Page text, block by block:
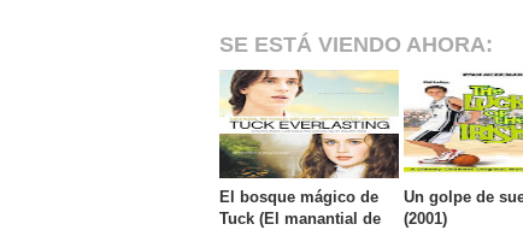
SE ESTÁ VIENDO AHORA:
El bosque mágico de
Tuck (El manantial de
Un golpe de
(2001)